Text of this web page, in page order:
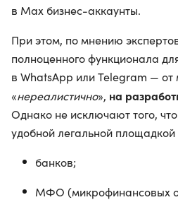
в Max бизнес-аккаунты.
При этом, по мнению
полноценного функционала
в WhatsApp или Telegram —
«нереалистично», на
Однако не исключают того,
удобной легальной
банков;
МФО (микрофинансовых